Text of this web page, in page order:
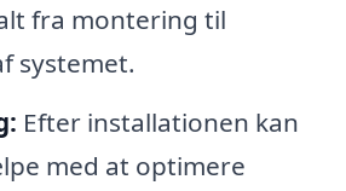
fra montering til
systemet.
Efter installationen kan
med at optimere